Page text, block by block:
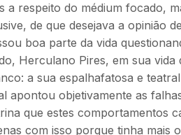
a respeito do médium focado,
de que desejava a opinião
boa parte da vida
Herculano Pires, em sua vida
a sua espalhafatosa e
apontou objetivamente as
que estes comportamentos
com isso porque tinha mais